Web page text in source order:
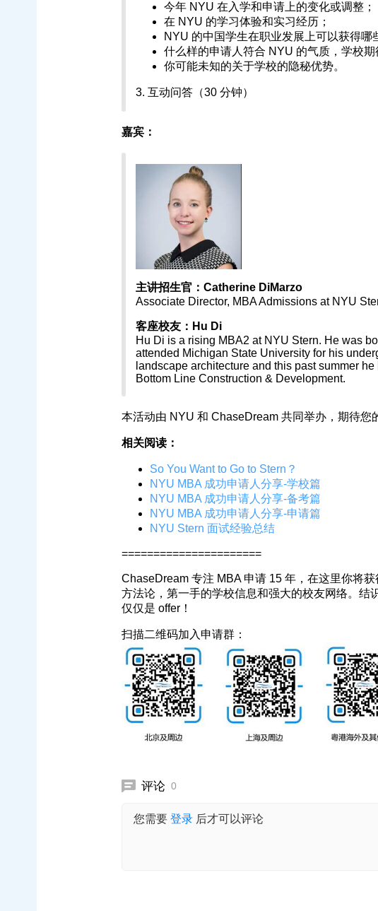
今年 NYU 在入学和申请上的变化或调整；
在 NYU 的学习体验和实习经历；
NYU 的中国学生在职业发展上可以获得哪
什么样的申请人符合 NYU 的气质，学校期
你可能未知的关于学校的隐秘优势。
3. 互动问答（30 分钟）
嘉宾：
主讲招生官：Catherine DiMarzo
Associate Director, MBA Admissions at NYU
客座校友：Hu Di
Hu Di is a rising MBA2 at NYU Stern. He was
attended Michigan State University for his
landscape architecture and this past summer
Bottom Line Construction & Development.
本活动由 NYU 和 ChaseDream 共同举办，期待您
相关阅读：
So You Want to Go to Stern？
NYU MBA 成功申请人分享-学校篇
NYU MBA 成功申请人分享-备考篇
NYU MBA 成功申请人分享-申请篇
NYU Stern 面试经验总结
======================
ChaseDream 专注 MBA 申请 15 年，在这里你将
方法论，第一手的学校信息和强大的校友网络。结
仅仅是 offer！
扫描二维码加入申请群：
评论 0
您需要 登录 后才可以评论